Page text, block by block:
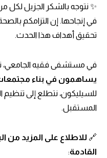
✨ نتوجه بالشكر الجزيل
في إنجاحها. إن التزامكم
تحقيق أهداف هذا الحدث.
في مستشفى فقيه الجامعي،
يساهمون في بناء
للسيليكون، نتطلع إلى
المستقبل.
🔗 للاطلاع على المزيد من
القادمة: